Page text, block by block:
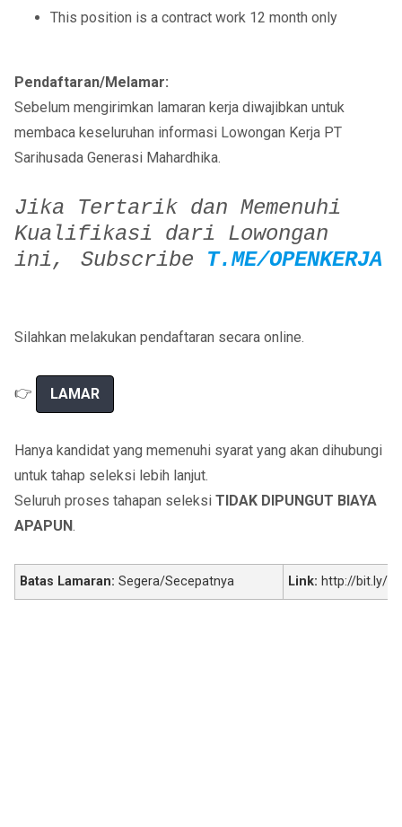
This position is a contract work 12 month only
Pendaftaran/Melamar:
Sebelum mengirimkan lamaran kerja diwajibkan untuk
membaca keseluruhan informasi Lowongan Kerja PT
Sarihusada Generasi Mahardhika.
Jika Tertarik dan Memenuhi
Kualifikasi dari Lowongan
ini,
Subscribe T.ME/OPENKERJA
Silahkan melakukan pendaftaran secara online.
👉 LAMAR
Hanya kandidat yang memenuhi syarat yang akan dihubungi
untuk tahap seleksi lebih lanjut.
Seluruh proses tahapan seleksi TIDAK DIPUNGUT BIAYA
APAPUN.
Batas Lamaran: Segera/Secepatnya Link: http://bit.ly/